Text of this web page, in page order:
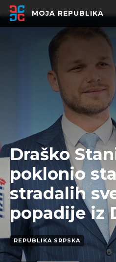
MOJA REPUBLIKA
Draško
poklonio
stradalih
popadije iz
REPUBLIKA SRPSKA